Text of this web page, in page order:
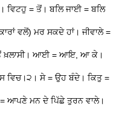
ਵਿਟਹੁ = ਤੋਂ। ਬਲਿ ਜਾਈ = ਬਲਿ
ਵਲੋਂ) ਮਰ ਸਕਦੇ ਹਾਂ। ਜੀਵਾਲੇ =
ਤੋਂ ਖ਼ਲਾਸੀ। ਆਈ = ਆਇ, ਆ ਕੇ।
ਵਿਚ।੨। ਸੇ = ਉਹ ਬੰਦੇ। ਕਿਤੁ =
ਆਪਣੇ ਮਨ ਦੇ ਪਿੱਛੇ ਤੁਰਨ ਵਾਲੇ।